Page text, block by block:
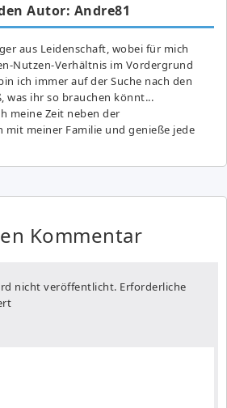
Autor: Andre81
aus Leidenschaft, wobei für mich
Nutzen-Verhältnis im Vordergrund
ich immer auf der Suche nach den
was ihr so brauchen könnt...
meine Zeit neben der
mit meiner Familie und genieße jede
Kommentar
nicht veröffentlicht. Erforderliche